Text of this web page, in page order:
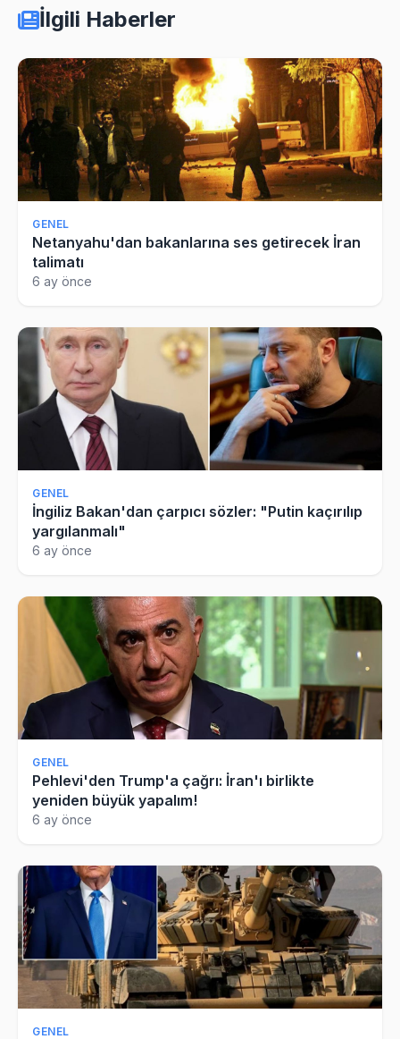
İlgili Haberler
GENEL
Netanyahu'dan bakanlarına ses getirecek İran
talimatı
6 ay önce
GENEL
İngiliz Bakan'dan çarpıcı sözler: "Putin kaçırılıp
yargılanmalı"
6 ay önce
GENEL
Pehlevi'den Trump'a çağrı: İran'ı birlikte
yeniden büyük yapalım!
6 ay önce
GENEL